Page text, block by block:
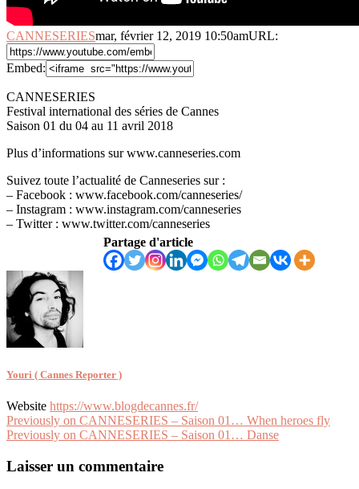
CANNESERIESmar, février 12, 2019 10:50amURL:
Embed:
CANNESERIES
Festival international des séries de Cannes
Saison 01 du 04 au 11 avril 2018
Plus d’informations sur www.canneseries.com
Suivez toute l’actualité de Canneseries sur :
– Facebook : www.facebook.com/canneseries/
– Instagram : www.instagram.com/canneseries
– Twitter : www.twitter.com/canneseries
Partage d'article
Youri ( Cannes Reporter )
Website https://www.blogdecannes.fr/
Navigation
de
l’article
Previously on CANNESERIES – Saison 01… When heroes fly
Previously on CANNESERIES – Saison 01… Danse
Laisser un commentaire